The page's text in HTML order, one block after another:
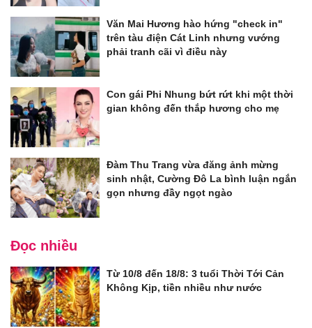
Văn Mai Hương hào hứng "check in"
trên tàu điện Cát Linh nhưng vướng
phải tranh cãi vì điều này
Con gái Phi Nhung bứt rứt khi một thời
gian không đến thắp hương cho mẹ
Đàm Thu Trang vừa đăng ảnh mừng
sinh nhật, Cường Đô La bình luận ngắn
gọn nhưng đầy ngọt ngào
Đọc nhiều
Từ 10/8 đến 18/8: 3 tuổi Thời Tới Cản
Không Kịp, tiền nhiều như nước